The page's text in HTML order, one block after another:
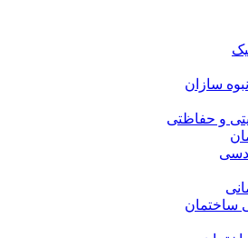
سازان
و حفاظتی
ساختمان